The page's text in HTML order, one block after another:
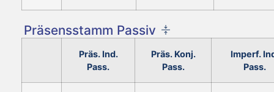
Präsensstamm Passiv
Präs. Ind.
Pass.
Präs. Konj.
Pass.
Imperf.
Pass.